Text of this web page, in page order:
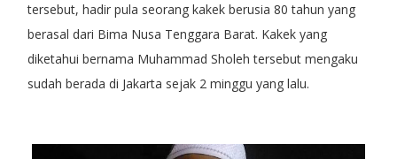
tersebut, hadir pula seorang kakek berusia 80 tahun yang
berasal dari Bima Nusa Tenggara Barat. Kakek yang
diketahui bernama Muhammad Sholeh tersebut mengaku
sudah berada di Jakarta sejak 2 minggu yang lalu.